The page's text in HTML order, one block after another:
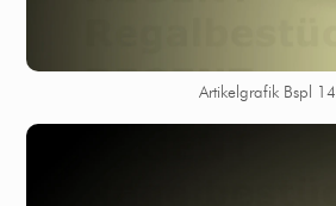
Artikelgrafik Bspl 14